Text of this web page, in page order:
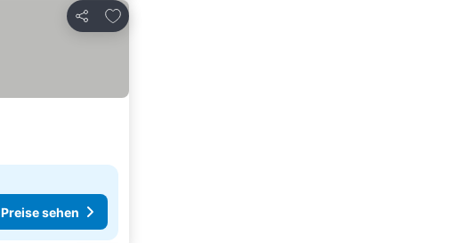
Teilen
Zu Favoriten hinzufügen
Preise sehen